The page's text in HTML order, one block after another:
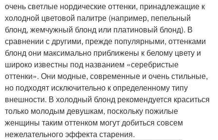
очень светлые нордические оттенки, принадлежащие к
холодной цветовой палитре (например, пепельный
блонд, жемчужный блонд или платиновый блонд). В
сравнении с другими, прежде популярными, оттенками
блонд они максимально приближены к белому цвету и
широко известны под названием «серебристые
оттенки». Они модные, современные и очень стильные,
но подходят исключительно к определенному типу
внешности. В холодный блонд рекомендуется краситься
только молодым девушкам, поскольку пожилые
женщины таким оттенком могут добиться совсем
нежелательного эффекта старения.